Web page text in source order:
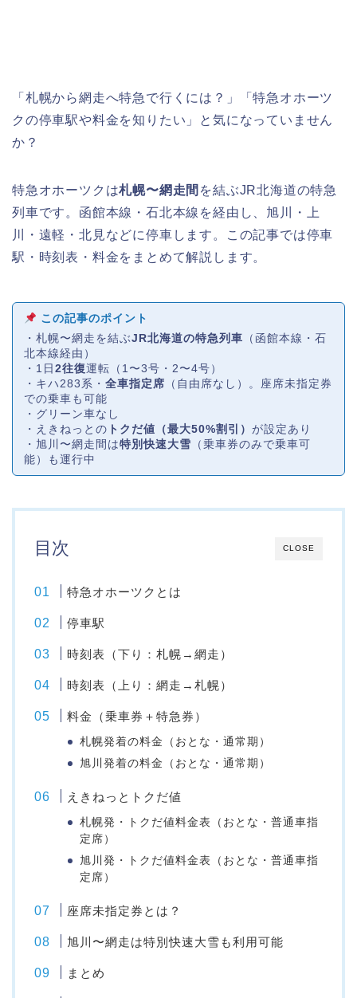
「札幌から網走へ特急で行くには？」「特急オホーツ
クの停車駅や料金を知りたい」と気になっていません
か？
特急オホーツクは札幌〜網走間 を結ぶJR北海道の特急
列車です。函館本線・石北本線を経由し、旭川・上
川・遠軽・北見などに停車します。この記事では停車
駅・時刻表・料金をまとめて解説します。
この記事のポイント
・札幌〜網走を結ぶJR北海道の特急列車 （函館本線・石
北本線経由）
・1日2往復運転（1〜3号・2〜4号）
・キハ283系・ 全車指定席 （自由席なし）。座席未指定券
での乗車も可能
・グリーン車なし
・えきねっとの トクだ値（最大50%割引） が設定あり
・旭川〜網走間は特別快速大雪 （乗車券のみで乗車可
能）も運行中
CLOSE
目次
特急オホーツクとは
停車駅
時刻表（下り：札幌→網走）
時刻表（上り：網走→札幌）
料金（乗車券＋特急券）
札幌発着の料金（おとな・通常期）
旭川発着の料金（おとな・通常期）
えきねっとトクだ値
札幌発・トクだ値料金表（おとな・普通車指
定席）
旭川発・トクだ値料金表（おとな・普通車指
定席）
座席未指定券とは？
旭川〜網走は特別快速大雪も利用可能
まとめ